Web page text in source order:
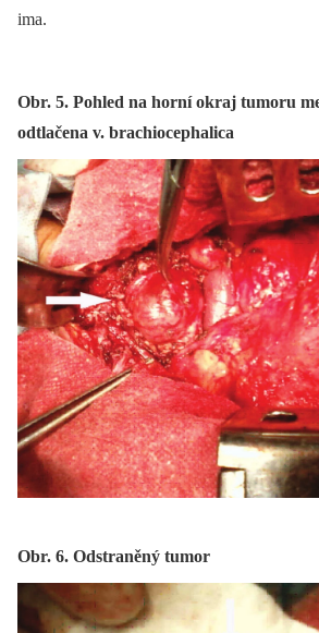
ima.
Obr. 5. Pohled na horní okraj tumoru
odtlačena v. brachiocephalica
Obr. 6. Odstraněný tumor